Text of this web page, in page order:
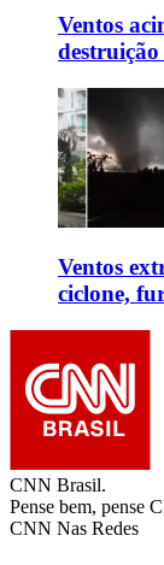
Ventos
Ventos
ciclone,
CNN Brasil.
Pense bem, pense
CNN Nas Redes